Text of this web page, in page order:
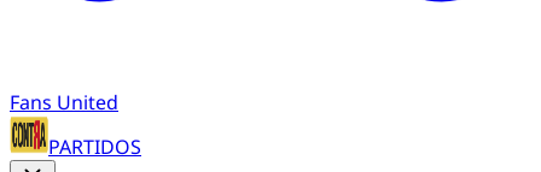
Fans United
PARTIDOS